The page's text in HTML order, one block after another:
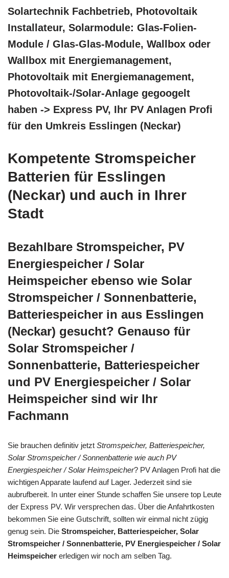
Solartechnik Fachbetrieb, Photovoltaik
Installateur, Solarmodule: Glas-Folien-
Module / Glas-Glas-Module, Wallbox oder
Wallbox mit Energiemanagement,
Photovoltaik mit Energiemanagement,
Photovoltaik-/Solar-Anlage gegoogelt
haben -> Express PV, Ihr PV Anlagen Profi
für den Umkreis Esslingen (Neckar)
Kompetente Stromspeicher
Batterien für Esslingen
(Neckar) und auch in Ihrer
Stadt
Bezahlbare Stromspeicher, PV
Energiespeicher / Solar
Heimspeicher ebenso wie Solar
Stromspeicher / Sonnenbatterie,
Batteriespeicher in aus Esslingen
(Neckar) gesucht? Genauso für
Solar Stromspeicher /
Sonnenbatterie, Batteriespeicher
und PV Energiespeicher / Solar
Heimspeicher sind wir Ihr
Fachmann
Sie brauchen definitiv jetzt Stromspeicher, Batteriespeicher,
Solar Stromspeicher / Sonnenbatterie wie auch PV
Energiespeicher / Solar Heimspeicher? PV Anlagen Profi hat die
wichtigen Apparate laufend auf Lager. Jederzeit sind sie
aubrufbereit. In unter einer Stunde schaffen Sie unsere top Leute
der Express PV. Wir versprechen das. Über die Anfahrtkosten
bekommen Sie eine Gutschrift, sollten wir einmal nicht zügig
genug sein. Die Stromspeicher, Batteriespeicher, Solar
Stromspeicher / Sonnenbatterie, PV Energiespeicher / Solar
Heimspeicher erledigen wir noch am selben Tag.